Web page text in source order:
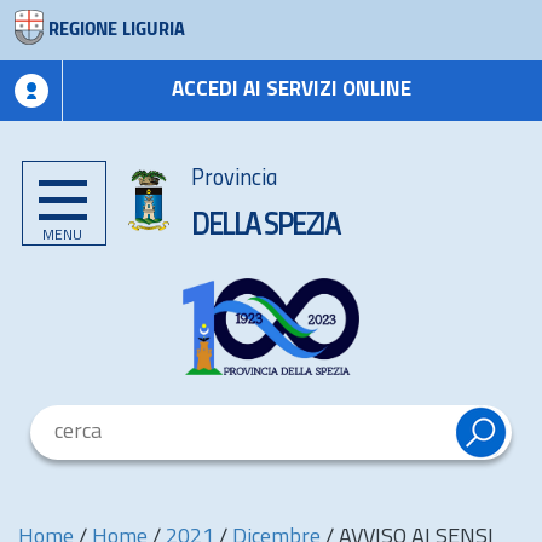
REGIONE LIGURIA
ACCEDI AI SERVIZI ONLINE
MENU
Provincia
DELLA SPEZIA